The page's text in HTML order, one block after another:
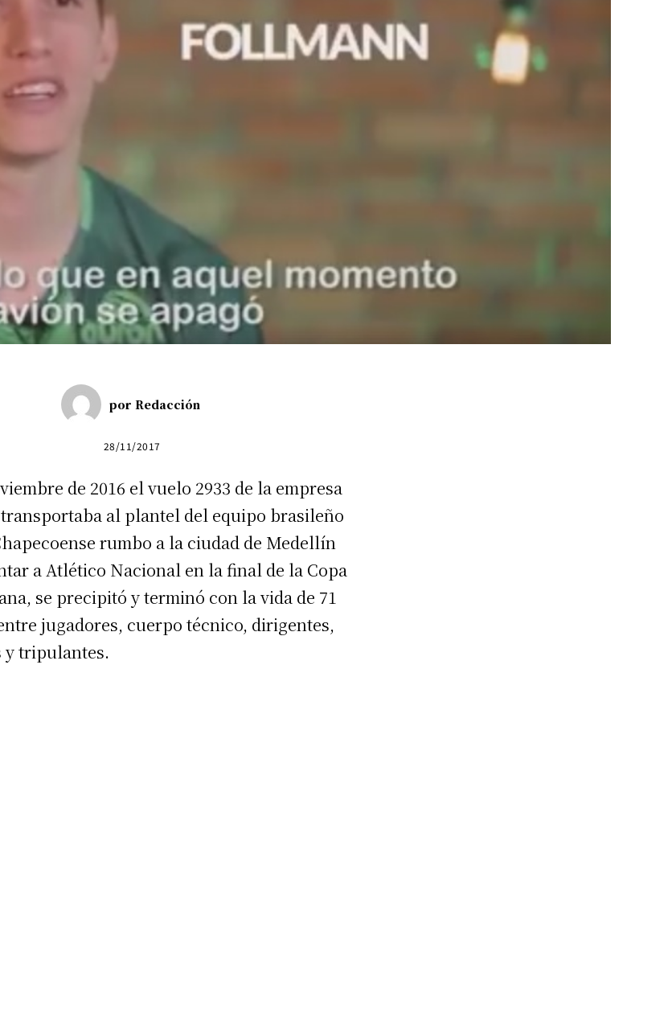
por Redacción
28/11/2017
de 2016 el vuelo 2933 de la empresa
al plantel del equipo brasileño
rumbo a la ciudad de Medellín
a Atlético Nacional en la final de la Copa
se precipitó y terminó con la vida de 71
jugadores, cuerpo técnico, dirigentes,
y tripulantes.